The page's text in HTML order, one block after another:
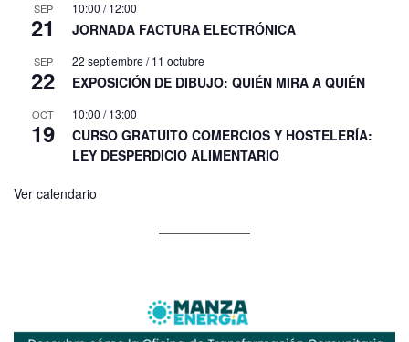
SEP
21
10:00 /12:00
JORNADA FACTURA ELECTRÓNICA
SEP
22
22 septiembre /11 octubre
EXPOSICIÓN DE DIBUJO: QUIÉN MIRA A QUIÉN
OCT
19
10:00 /13:00
CURSO GRATUITO COMERCIOS Y HOSTELERÍA:
LEY DESPERDICIO ALIMENTARIO
Ver calendario